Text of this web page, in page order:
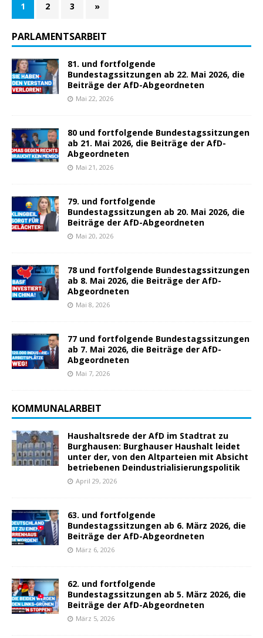
1 2 3 »
PARLAMENTSARBEIT
81. und fortfolgende
Bundestagssitzungen ab 22. Mai 2026, die
Beiträge der AfD-Abgeordneten
Mai 22, 2026
80 und fortfolgende Bundestagssitzungen
ab 21. Mai 2026, die Beiträge der AfD-
Abgeordneten
Mai 21, 2026
79. und fortfolgende
Bundestagssitzungen ab 20. Mai 2026, die
Beiträge der AfD-Abgeordneten
Mai 20, 2026
78 und fortfolgende Bundestagssitzungen
ab 8. Mai 2026, die Beiträge der AfD-
Abgeordneten
Mai 8, 2026
77 und fortfolgende Bundestagssitzungen
ab 7. Mai 2026, die Beiträge der AfD-
Abgeordneten
Mai 7, 2026
KOMMUNALARBEIT
Haushaltsrede der AfD im Stadtrat zu
Burghausen: Burghauser Haushalt leidet
unter der, von den Altparteien mit Absicht
betriebenen Deindustrialisierungspolitik
April 29, 2026
63. und fortfolgende
Bundestagssitzungen ab 6. März 2026, die
Beiträge der AfD-Abgeordneten
März 6, 2026
62. und fortfolgende
Bundestagssitzungen ab 5. März 2026, die
Beiträge der AfD-Abgeordneten
März 5, 2026